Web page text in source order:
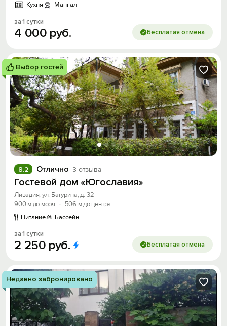
Кухня
Мангал
за 1 сутки
4 000 руб. Бесплатая отмена
Выбор гостей
Отлично 3 отзыва
8.2
Гостевой дом «Югославия»
Ливадия, ул. Батурина, д. 32
900 м до моря
·
506 м до центра
Питание
Бассейн
за 1 сутки
2 250 руб. Бесплатая отмена
Недавно забронировано